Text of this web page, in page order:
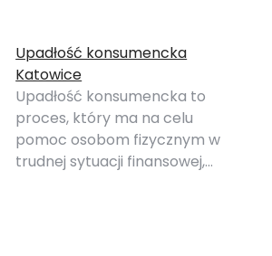
Upadłość konsumencka
Katowice
Upadłość konsumencka to
proces, który ma na celu
pomoc osobom fizycznym w
trudnej sytuacji finansowej,…